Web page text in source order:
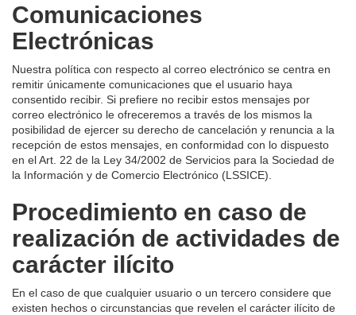
Comunicaciones
Electrónicas
Nuestra política con respecto al correo electrónico se centra en
remitir únicamente comunicaciones que el usuario haya
consentido recibir. Si prefiere no recibir estos mensajes por
correo electrónico le ofreceremos a través de los mismos la
posibilidad de ejercer su derecho de cancelación y renuncia a la
recepción de estos mensajes, en conformidad con lo dispuesto
en el Art. 22 de la Ley 34/2002 de Servicios para la Sociedad de
la Información y de Comercio Electrónico (LSSICE).
Procedimiento en caso de
realización de actividades de
carácter ilícito
En el caso de que cualquier usuario o un tercero considere que
existen hechos o circunstancias que revelen el carácter ilícito de